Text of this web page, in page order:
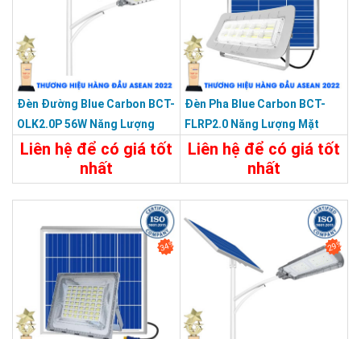
Đèn Đường Blue Carbon BCT-
OLK2.0P 56W Năng Lượng
Mặt Trời
Liên hệ để có giá tốt
nhất
2.900.000đ
Đặt Mua
Đèn Pha Blue Carbon BCT-
FLRP2.0 Năng Lượng Mặt
Trời
Liên hệ để có giá tốt
nhất
34% 29%